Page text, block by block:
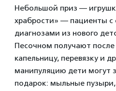
Небольшой приз —
храбрости» — пациенты с
диагнозами из нового
Песочном получают после
капельницу, перевязку и
манипуляцию дети могут
подарок: мыльные